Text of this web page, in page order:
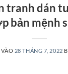
tranh dán
bản mệnh
28 THÁNG 7, 2022